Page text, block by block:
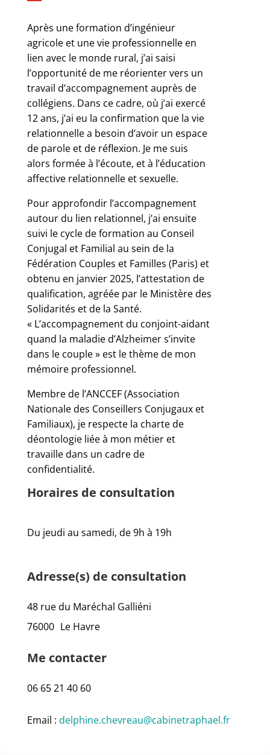
Après une formation d’ingénieur
agricole et une vie professionnelle en
lien avec le monde rural, j’ai saisi
l’opportunité de me réorienter vers un
travail d’accompagnement auprès de
collégiens. Dans ce cadre, où j’ai exercé
12 ans, j’ai eu la confirmation que la vie
relationnelle a besoin d’avoir un espace
de parole et de réflexion. Je me suis
alors formée à l’écoute, et à l’éducation
affective relationnelle et sexuelle.
Pour approfondir l’accompagnement
autour du lien relationnel, j’ai ensuite
suivi le cycle de formation au Conseil
Conjugal et Familial au sein de la
Fédération Couples et Familles (Paris) et
obtenu en janvier 2025, l’attestation de
qualification, agréée par le Ministère des
Solidarités et de la Santé.
« L’accompagnement du conjoint-aidant
quand la maladie d’Alzheimer s’invite
dans le couple » est le thème de mon
mémoire professionnel.
Membre de l’ANCCEF (Association
Nationale des Conseillers Conjugaux et
Familiaux), je respecte la charte de
déontologie liée à mon métier et
travaille dans un cadre de
confidentialité.
Horaires de consultation
Du jeudi au samedi, de 9h à 19h
Adresse(s) de consultation
48 rue du Maréchal Galliéni
76000 Le Havre
Me contacter
06 65 21 40 60
Email : delphine.chevreau@cabinetraphael.fr